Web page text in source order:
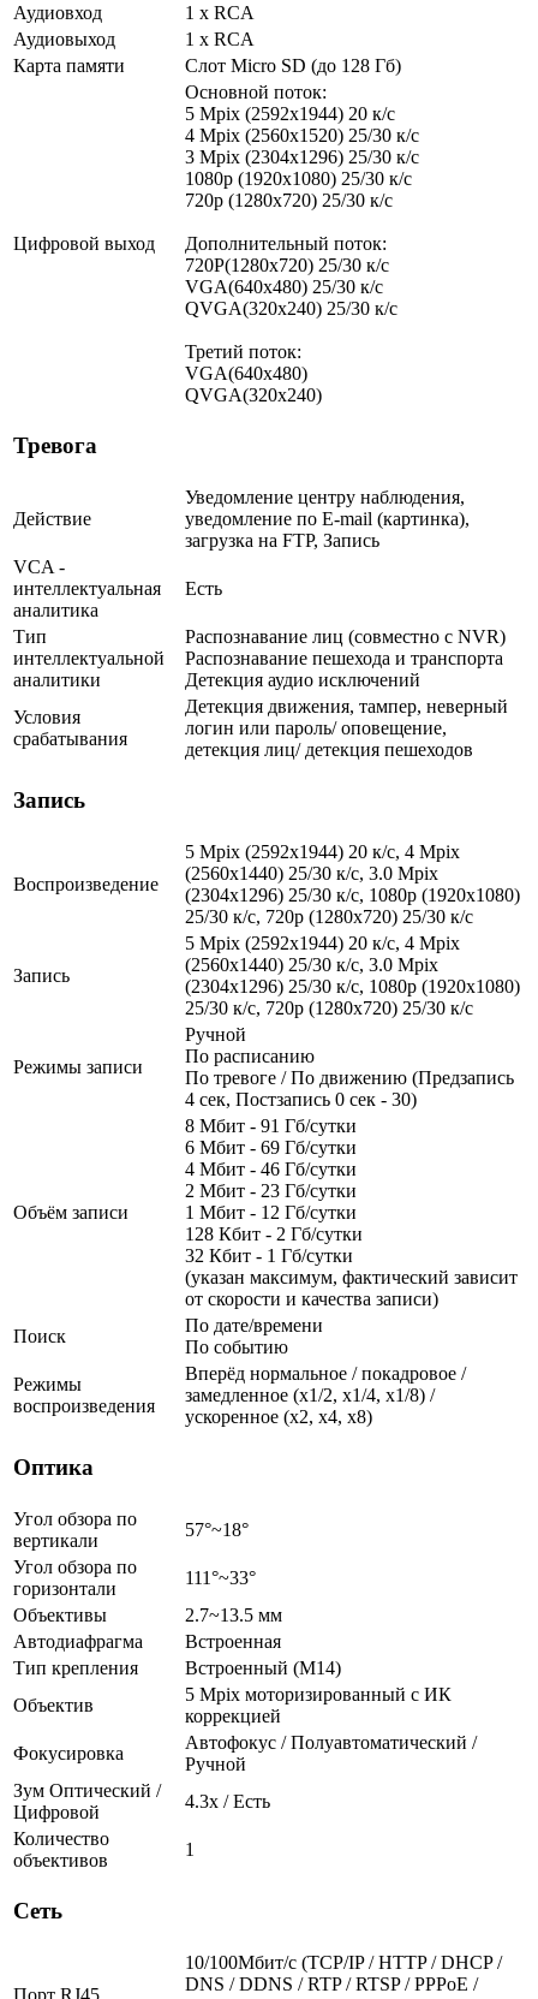
Аудиовход
1 х RCA
Аудиовыход
1 х RCA
Карта памяти
Слот Micro SD (до 128 Гб)
Цифровой выход
Основной поток:
5 Mpix (2592x1944) 20 к/с
4 Mpix (2560x1520) 25/30 к/с
3 Mpix (2304x1296) 25/30 к/с
1080p (1920x1080) 25/30 к/с
720p (1280х720) 25/30 к/с
Дополнительный поток:
720P(1280x720) 25/30 к/с
VGA(640x480) 25/30 к/с
QVGA(320x240) 25/30 к/с
Третий поток:
VGA(640x480)
QVGA(320x240)
Тревога
Действие
Уведомление центру наблюдения,
уведомление по E-mail (картинка),
загрузка на FTP, Запись
VCA -
интеллектуальная
аналитика
Есть
Тип
интеллектуальной
аналитики
Распознавание лиц (совместно с NVR)
Распознавание пешехода и транспорта
Детекция аудио исключений
Условия
срабатывания
Детекция движения, тампер, неверный
логин или пароль/ оповещение,
детекция лиц/ детекция пешеходов
Запись
Воспроизведение
5 Mpix (2592x1944) 20 к/с, 4 Mpix
(2560x1440) 25/30 к/с, 3.0 Mpix
(2304x1296) 25/30 к/с, 1080p (1920x1080)
25/30 к/с, 720p (1280х720) 25/30 к/с
Запись
5 Mpix (2592x1944) 20 к/с, 4 Mpix
(2560x1440) 25/30 к/с, 3.0 Mpix
(2304x1296) 25/30 к/с, 1080p (1920x1080)
25/30 к/с, 720p (1280х720) 25/30 к/с
Режимы записи
Ручной
По расписанию
По тревоге / По движению (Предзапись
4 сек, Постзапись 0 сек - 30)
Объём записи
8 Мбит - 91 Гб/сутки
6 Мбит - 69 Гб/сутки
4 Мбит - 46 Гб/сутки
2 Мбит - 23 Гб/сутки
1 Мбит - 12 Гб/сутки
128 Кбит - 2 Гб/сутки
32 Кбит - 1 Гб/сутки
(указан максимум, фактический зависит
от скорости и качества записи)
Поиск
По дате/времени
По событию
Режимы
воспроизведения
Вперёд нормальное / покадровое /
замедленное (х1/2, х1/4, x1/8) /
ускоренное (х2, х4, x8)
Оптика
Угол обзора по
вертикали
57°~18°
Угол обзора по
горизонтали
111°~33°
Объективы
2.7~13.5 мм
Автодиафрагма
Встроенная
Тип крепления
Встроенный (М14)
Объектив
5 Mpix моторизированный c ИК
коррекцией
Фокусировка
Автофокус / Полуавтоматический /
Ручной
Зум Оптический /
Цифровой
4.3х / Есть
Количество
объективов
1
Сеть
Порт RJ45
10/100Мбит/c (TCP/IP / HTTP / DHCP /
DNS / DDNS / RTP / RTSP / PPPoE /